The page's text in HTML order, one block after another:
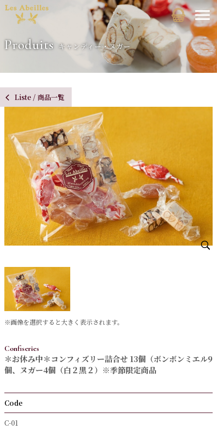
Produits キャンディー・ヌガー
Liste / 商品一覧
※画像を選択すると大きく表示されます。
Confiseries
＊お休み中＊コンフィズリー詰合せ 13個（ボンボンミエル9
個、ヌガー4個（白２黒２）※季節限定商品
Code
C-01